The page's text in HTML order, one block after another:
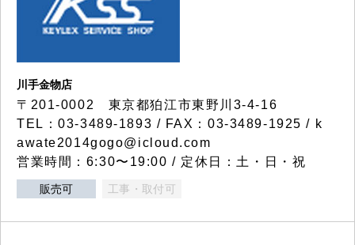
川手金物店
〒201-0002 東京都狛江市東野川3-4-16
TEL：03-3489-1893 / FAX：03-3489-1925 / k
awate2014gogo@icloud.com
営業時間：6:30〜19:00 / 定休日：土・日・祝
販売可 工事・取付可